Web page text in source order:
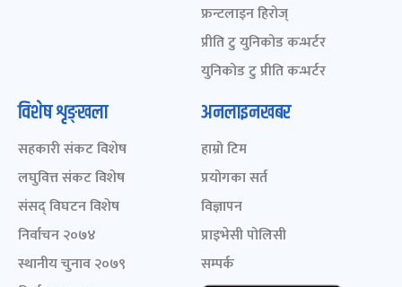
फ्रन्टलाइन हिरोज्
प्रीति टु युनिकोड कन्भर्टर
युनिकोड टु प्रीति कन्भर्टर
विशेष शृङ्खला
सहकारी संकट विशेष
लघुवित्त संकट विशेष
संसद् विघटन विशेष
निर्वाचन २०७४
स्थानीय चुनाव २०७९
अनलाइनखबर
हाम्रो टिम
प्रयोगका सर्त
विज्ञापन
प्राइभेसी पोलिसी
सम्पर्क